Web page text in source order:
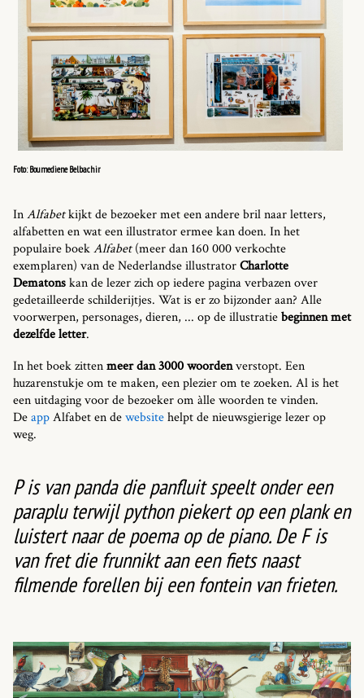
Foto: Boumediene Belbachir
InAlfabetkijkt de bezoeker met een andere bril naar letters,
alfabetten en wat een illustrator ermee kan doen. In het
populaire boekAlfabet(meer dan 160 000 verkochte
exemplaren) van de Nederlandse illustratorCharlotte
Dematonskan de lezer zich op iedere pagina verbazen over
gedetailleerde schilderijtjes. Wat is er zo bijzonder aan? Alle
voorwerpen, personages, dieren, ... op de illustratiebeginnen met
dezelfde letter.
In het boek zittenmeer dan 3000 woordenverstopt. Een
huzarenstukje om te maken, een plezier om te zoeken. Al is het
een uitdaging voor de bezoeker om àlle woorden te vinden.
DeappAlfabet en dewebsitehelpt de nieuwsgierige lezer op
weg.
P is van panda die panfluit speelt onder een
paraplu terwijl python piekert op een plank en
luistert naar de poema op de piano. De F is
van fret die frunnikt aan een fiets naast
filmende forellen bij een fontein van frieten.